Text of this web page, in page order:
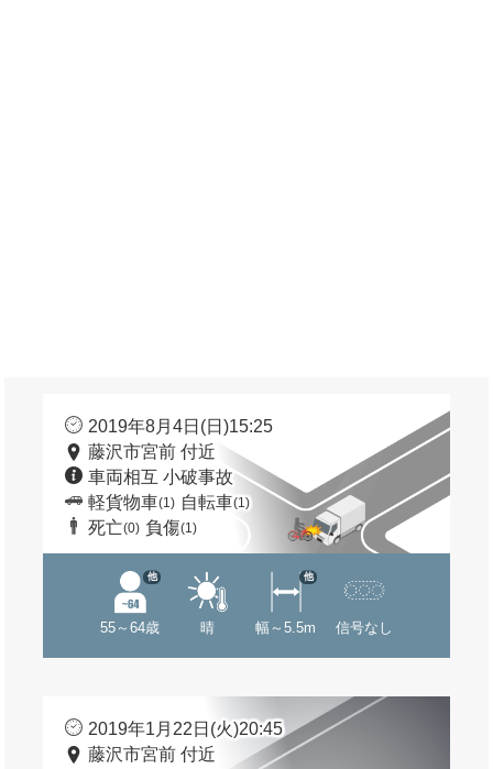
2019年8月4日(日)15:25
藤沢市宮前 付近
車両相互 小破事故
軽貨物車(1) 自転車(1)
死亡(0) 負傷(1)
55～64歳
他
晴 幅～5.5m
他
信号なし
2019年1月22日(火)20:45
藤沢市宮前 付近